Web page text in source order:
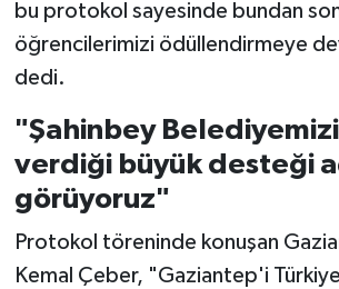
bu protokol sayesinde bundan
öğrencilerimizi ödüllendirmeye
dedi.
"Şahinbey
verdiği büyük desteği
görüyoruz"
Protokol töreninde konuşan
Kemal Çeber, "Gaziantep'i